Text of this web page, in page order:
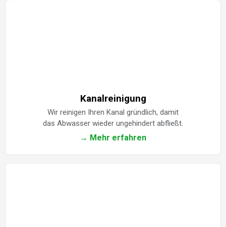
Kanalreinigung
Wir reinigen Ihren Kanal gründlich, damit
das Abwasser wieder ungehindert abfließt.
→ Mehr erfahren